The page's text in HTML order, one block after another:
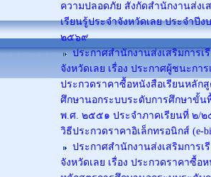
ความปลอดภัย สังกัดสำนักงานส่งเ
เรียนรู้ประจำจังหวัดเลย ประจำปี
๒๕๖๙
ประกาศสำนักงานส่งเสริมการเ
จังหวัดเลย เรื่อง ประกาศผู้ชนะกา
ประกวดราคาซื้อหนังสือเรียนหลักสู
ศึกษานอกระบบระดับการศึกษาขั้น
พ.ศ. ๒๕๕๑ ประจำภาคเรียนที่ ๒/
วิธีประกวดราคาอิเล็กทรอนิกส์ (e-
ประกาศสำนักงานส่งเสริมการเ
จังหวัดเลย เรื่อง ประกวดราคาซื้อ